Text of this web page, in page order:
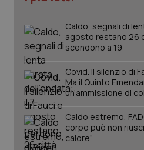
Caldo, segnali di
agosto restano 26
scendono a 19
Covid. Il silenzio di
Ma il Quinto
un’ammissione di
Caldo estremo,
corpo può non
calore”